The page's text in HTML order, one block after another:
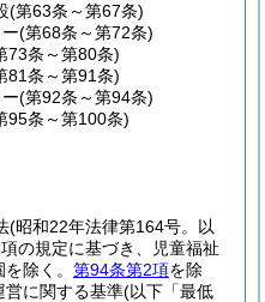
(第63条～第67条)
(第68条～第72条)
73条～第80条)
81条～第91条)
(第92条～第94条)
95条～第100条)
(昭和22年法律第164号。以
の規定に基づき、児童福祉
除く。 第94条第2項を除
営に関する基準(以下「最低